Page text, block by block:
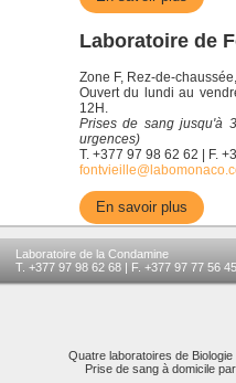
Laboratoire de
Zone F, Rez-de-
Ouvert du lundi au
12H.
Prises de sang jusqu'à
urgences)
T. +377 97 98 62 62 | F.
En savoir plus
Laboratoire de la Condamine
T. +377 97 98 62 68 | F. +377 97 77 56 45
Quatre laboratoires de
Prise de sang à domicile